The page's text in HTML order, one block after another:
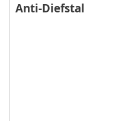
Anti-Diefstal